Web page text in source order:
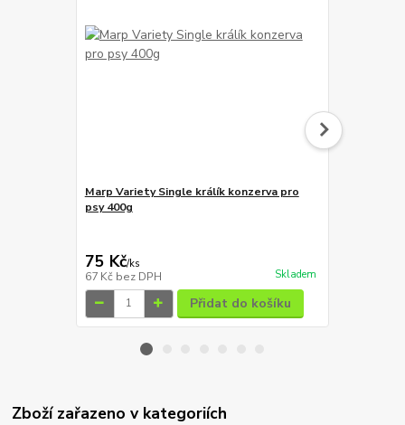
Marp Variety Single králík konzerva pro
psy 400g
75 Kč/ks
67 Kč bez DPH Skladem
Přidat do košíku
Zboží zařazeno v kategoriích